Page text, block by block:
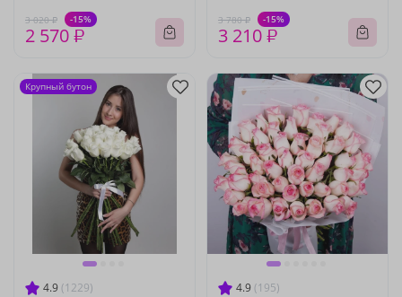
3 020 ₽ -15%
2 570 ₽
3 780 ₽ -15%
3 210 ₽
4.9 (1229)
Крупный бутон
4.9 (195)